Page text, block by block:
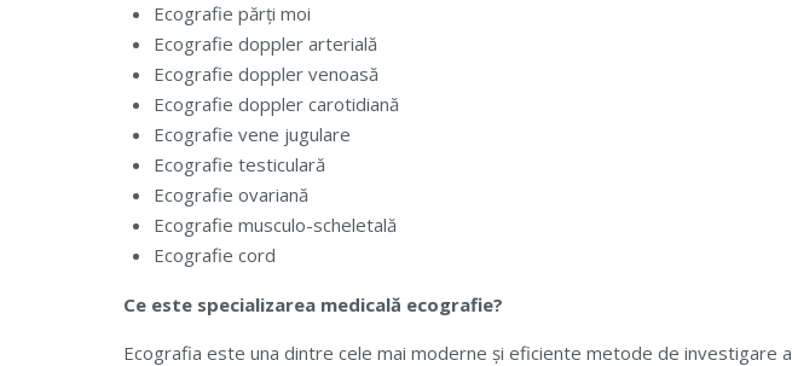
Ecografie părți moi
Ecografie doppler arterială
Ecografie doppler venoasă
Ecografie doppler carotidiană
Ecografie vene jugulare
Ecografie testiculară
Ecografie ovariană
Ecografie musculo-scheletală
Ecografie cord
Ce este specializarea medicală ecografie?
Ecografia este una dintre cele mai moderne și eficiente metode de investigare a